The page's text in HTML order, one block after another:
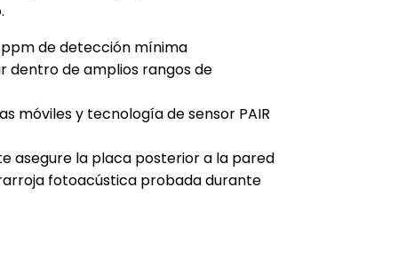
de detección mínima
dentro de amplios rangos de
móviles y tecnología de sensor PAIR
asegure la placa posterior a la pared
fotoacústica probada durante